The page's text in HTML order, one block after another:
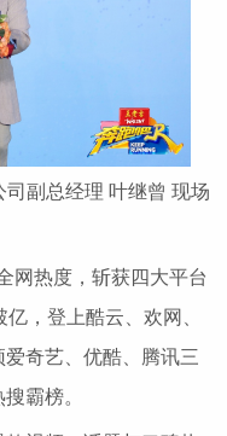
司副总经理 叶继曾 现场
网热度，斩获四大平台
，登上酷云、欢网、
奇艺、优酷、腾讯三
霸榜。